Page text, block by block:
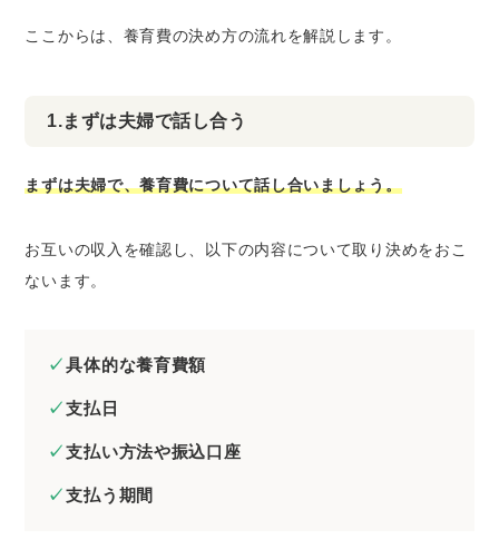
ここからは、養育費の決め方の流れを解説します。
1.まずは夫婦で話し合う
まずは夫婦で、養育費について話し合いましょう。
お互いの収入を確認し、以下の内容について取り決めをおこ
ないます。
具体的な養育費額
支払日
支払い方法や振込口座
支払う期間